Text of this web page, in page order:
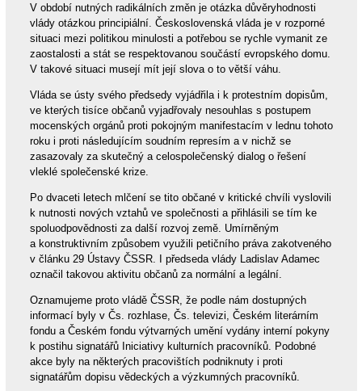
V období nutných radikálních změn je otázka důvěryhodnosti
vlády otázkou principiální. Československá vláda je v rozporné
situaci mezi politikou minulosti a potřebou se rychle vymanit ze
zaostalosti a stát se respektovanou součástí evropského domu.
V takové situaci musejí mít její slova o to větší váhu.
Vláda se ústy svého předsedy vyjádřila i k protestním dopisům,
ve kterých tisíce občanů vyjadřovaly nesouhlas s postupem
mocenských orgánů proti pokojným manifestacím v lednu tohoto
roku i proti následujícím soudním represím a v nichž se
zasazovaly za skutečný a celospolečenský dialog o řešení
vleklé společenské krize.
Po dvaceti letech mlčení se tito občané v kritické chvíli vyslovili
k nutnosti nových vztahů ve společnosti a přihlásili se tím ke
spoluodpovědnosti za další rozvoj země. Umírněným
a konstruktivním způsobem využili petičního práva zakotveného
v článku 29 Ústavy ČSSR. I předseda vlády Ladislav Adamec
označil takovou aktivitu občanů za normální a legální.
Oznamujeme proto vládě ČSSR, že podle nám dostupných
informací byly v Čs. rozhlase, Čs. televizi, Českém literárním
fondu a Českém fondu výtvarných umění vydány interní pokyny
k postihu signatářů Iniciativy kulturních pracovníků. Podobné
akce byly na některých pracovištích podniknuty i proti
signatářům dopisu vědeckých a výzkumných pracovníků.